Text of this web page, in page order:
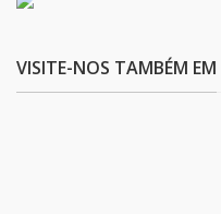
VISITE-NOS TAMBÉM EM